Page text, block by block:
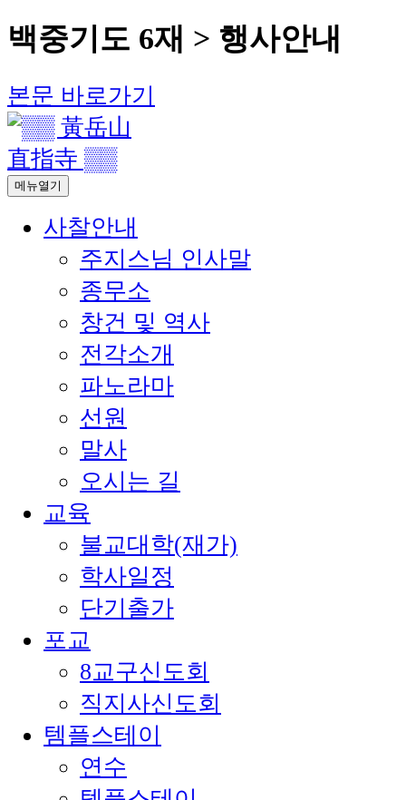
백중기도 6재 > 행사안내
본문 바로가기
메뉴열기
사찰안내
주지스님 인사말
종무소
창건 및 역사
전각소개
파노라마
선원
말사
오시는 길
교육
불교대학(재가)
학사일정
단기출가
포교
8교구신도회
직지사신도회
템플스테이
연수